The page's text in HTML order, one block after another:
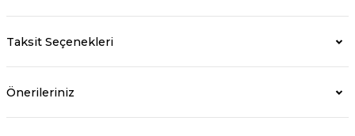
Taksit Seçenekleri
Önerileriniz